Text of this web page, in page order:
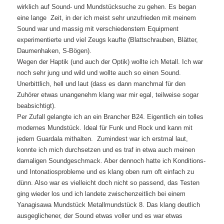
wirklich auf Sound- und Mundstücksuche zu gehen. Es began
eine lange Zeit, in der ich meist sehr unzufrieden mit meinem
Sound war und massig mit verschiedenstem Equipment
experimentierte und viel Zeugs kaufte (Blattschrauben, Blätter,
Daumenhaken, S-Bögen).
Wegen der Haptik (und auch der Optik) wollte ich Metall. Ich war
noch sehr jung und wild und wollte auch so einen Sound.
Unerbittlich, hell und laut (dass es dann manchmal für den
Zuhörer etwas unangenehm klang war mir egal, teilweise sogar
beabsichtigt).
Per Zufall gelangte ich an ein Brancher B24. Eigentlich ein tolles
modernes Mundstück. Ideal für Funk und Rock und kann mit
jedem Guardala mithalten. Zumindest war ich erstmal laut,
konnte ich mich durchsetzen und es traf in etwa auch meinen
damaligen Soundgeschmack. Aber dennoch hatte ich Konditions-
und Intonatiosprobleme und es klang oben rum oft einfach zu
dünn. Also war es vielleicht doch nicht so passend, das Testen
ging wieder los und ich landete zwischenzeitlich bei einem
Yanagisawa Mundstück Metallmundstück 8. Das klang deutlich
ausgeglichener, der Sound etwas voller und es war etwas